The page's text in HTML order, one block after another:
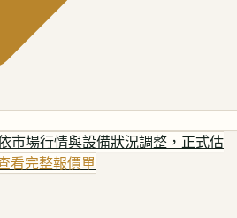
市場行情與設備狀況調整，正式估
看完整報價單